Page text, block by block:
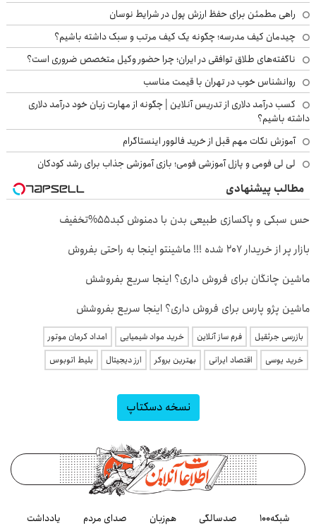
راهی مطمئن برای حفظ ارزش پول در شرایط نوسان
چیدمان کیف مدرسه؛ چگونه یک کیف مرتب و سبک داشته باشیم؟
ناگفته‌های طلاق توافقی در ایران؛ چرا حضور وکیل متخصص ضروری است؟
روانشناس خوب در تهران با قیمت مناسب
کسب درآمد دلاری از تدریس آنلاین | چگونه از مهارت زبان خود درآمد دلاری
داشته باشیم؟
آموزش نکات مهم قبل از خرید فالوور اینستاگرام
لی لی فومی و پازل آموزشی فومی؛ بازی آموزشی جذاب برای رشد کودکان
مطالب پیشنهادی
حس سبکی و پاکسازی طبیعی بدن با دمنوش کبد55%تخفیف
بازار پر از خریدار 207 شده !!! ماشینتو اینجا به راحتی بفروش
ماشین چانگان برای فروش داری؟ اینجا سریع بفروشش
ماشین پژو پارس برای فروش داری؟ اینجا سریع بفروشش
بازرسی جرثقیل فرم ساز آنلاین خرید مواد شیمیایی
امداد کرمان موتور
خرید یوسی
اقتصاد ایرانی بهترین بروکر ارز دیجیتال بلیط اتوبوس
نسخه دسکتاپ
شبکه۱۰۰ صدسالگی هم‌زبان صدای مردم یادداشت